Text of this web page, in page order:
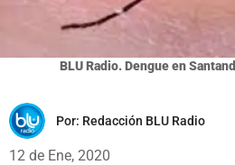
BLU Radio. Dengue en
Por: Redacción BLU Radio
12 de Ene, 2020